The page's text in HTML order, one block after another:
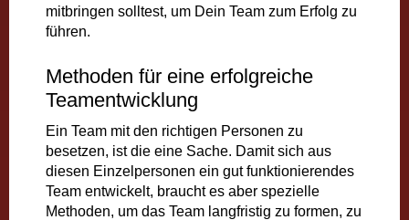
mitbringen solltest, um Dein Team zum Erfolg zu
führen.
Methoden für eine erfolgreiche
Teamentwicklung
Ein Team mit den richtigen Personen zu
besetzen, ist die eine Sache. Damit sich aus
diesen Einzelpersonen ein gut funktionierendes
Team entwickelt, braucht es aber spezielle
Methoden, um das Team langfristig zu formen, zu